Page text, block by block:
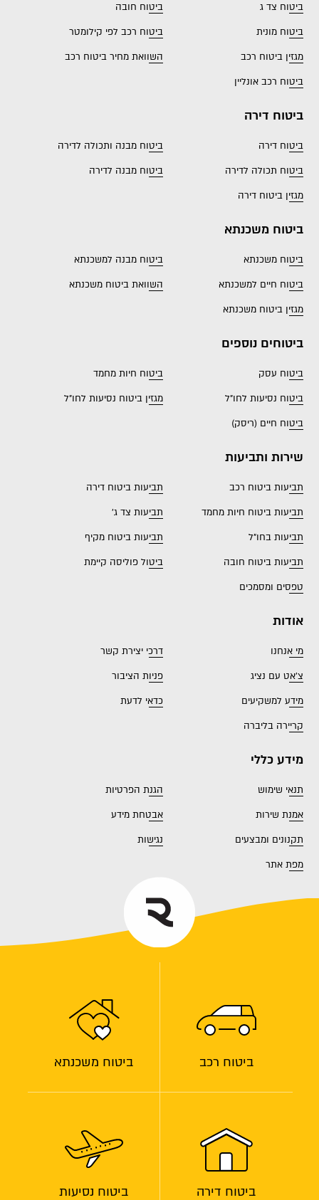
ביטוח רכב ביטוח משכנתא
ביטוח דירה ביטוח נסיעות
ביטוח צד ג
ביטוח חובה
ביטוח מונית
ביטוח רכב לפי קילומטר
מגזין ביטוח רכב
השוואת מחיר ביטוח רכב
ביטוח רכב אונליין
ביטוח דירה
ביטוח דירה
ביטוח מבנה ותכולה לדירה
ביטוח תכולה לדירה
ביטוח מבנה לדירה
מגזין ביטוח דירה
ביטוח משכנתא
ביטוח משכנתא
ביטוח מבנה למשכנתא
ביטוח חיים למשכנתא
השוואת ביטוח משכנתא
מגזין ביטוח משכנתא
ביטוחים נוספים
ביטוח עסק
ביטוח חיות מחמד
ביטוח נסיעות לחו"ל
מגזין ביטוח נסיעות לחו"ל
ביטוח חיים (ריסק)
שירות ותביעות
תביעות ביטוח רכב
תביעות ביטוח דירה
תביעות ביטוח חיות מחמד
תביעות צד ג'
תביעות בחו"ל
תביעות ביטוח מקיף
תביעות ביטוח חובה
ביטול פוליסה קיימת
טפסים ומסמכים
אודות
מי אנחנו
דרכי יצירת קשר
צ'אט עם נציג
פניות הציבור
מידע למשקיעים
כדאי לדעת
קריירה בליברה
מידע כללי
תנאי שימוש
הגנת הפרטיות
אמנת שירות
אבטחת מידע
תקנונים ומבצעים
נגישות
מפת אתר